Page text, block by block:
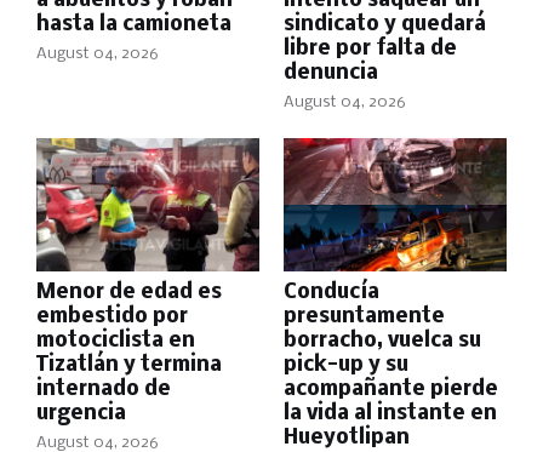
hasta la camioneta
August 04, 2026
sindicato y quedará
libre por falta de
denuncia
August 04, 2026
Menor de edad es
embestido por
motociclista en
Tizatlán y termina
internado de
urgencia
August 04, 2026
Conducía
presuntamente
borracho, vuelca su
pick-up y su
acompañante pierde
la vida al instante en
Hueyotlipan